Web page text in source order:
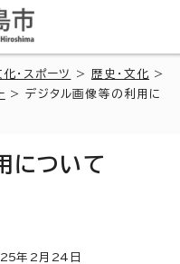
化・スポーツ > 歴史・文化 >
> デジタル画像等の利用に
について
年2月 24 日